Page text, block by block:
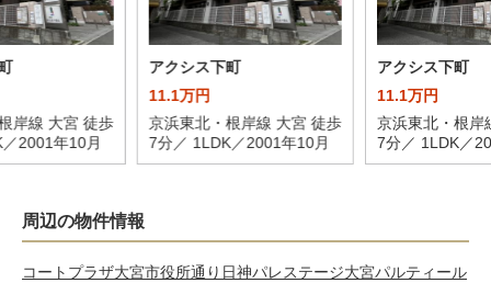
岸線 大宮 徒歩
2001年10月
アクシス下町
11.1万円
京浜東北・根岸線 大宮 徒歩
7分／ 1LDK／2001年10月
アクシス下町
11.1万円
京浜東北・根岸
7分／ 1LDK／
周辺の物件情報
コートプラザ大宮市役所通り 日神パレステージ大宮パルティール